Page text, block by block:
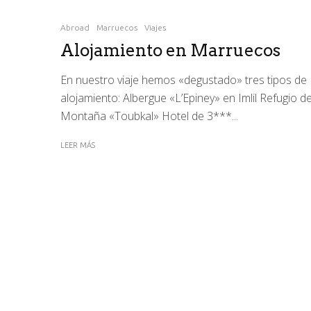
Abroad Marruecos Viajes
Alojamiento en Marruecos
En nuestro viaje hemos «degustado» tres tipos de
alojamiento: Albergue «L’Epiney» en Imlil Refugio
Montaña «Toubkal» Hotel de 3***...
LEER MÁS